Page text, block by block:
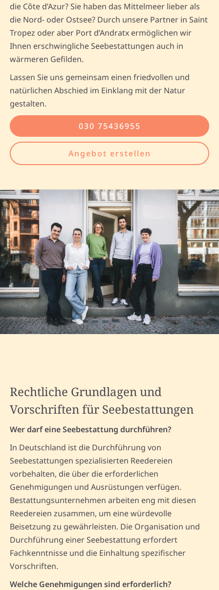
die Côte d’Azur? Sie haben das Mittelmeer lieber als
die Nord- oder Ostsee? Durch unsere Partner in Saint
Tropez oder aber Port d’Andratx ermöglichen wir
Ihnen erschwingliche Seebestattungen auch in
wärmeren Gefilden.
Lassen Sie uns gemeinsam einen friedvollen und
natürlichen Abschied im Einklang mit der Natur
gestalten.
030 75436955
Angebot erstellen
Rechtliche Grundlagen und
Vorschriften für Seebestattungen
Wer darf eine Seebestattung durchführen?
In Deutschland ist die Durchführung von
Seebestattungen spezialisierten Reedereien
vorbehalten, die über die erforderlichen
Genehmigungen und Ausrüstungen verfügen.
Bestattungsunternehmen arbeiten eng mit diesen
Reedereien zusammen, um eine würdevolle
Beisetzung zu gewährleisten. Die Organisation und
Durchführung einer Seebestattung erfordert
Fachkenntnisse und die Einhaltung spezifischer
Vorschriften.
Welche Genehmigungen sind erforderlich?